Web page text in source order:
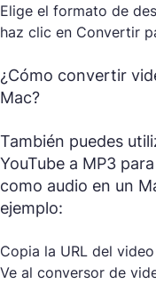
Elige el formato de
haz clic en Convertir
¿Cómo convertir
Mac?
También puedes
YouTube a MP3
como audio en un
ejemplo:
Copia la URL del
Ve al conversor de